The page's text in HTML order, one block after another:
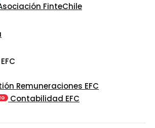
FinteChile
Remuneraciones EFC
Contabilidad EFC